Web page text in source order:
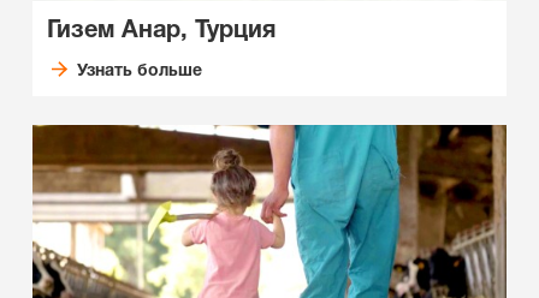
Гизем Анар, Турция
Узнать больше